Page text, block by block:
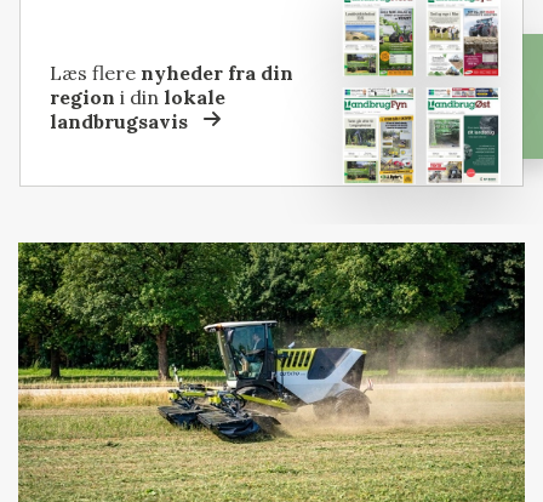
Læs flere nyheder fra din
region i dinlokale
landbrugsavis